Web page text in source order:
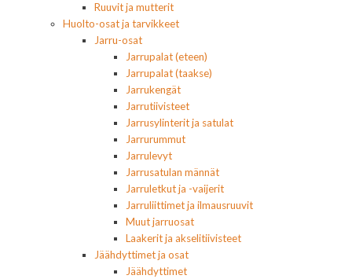
Ruuvit ja mutterit
Huolto-osat ja tarvikkeet
Jarru-osat
Jarrupalat (eteen)
Jarrupalat (taakse)
Jarrukengät
Jarrutiivisteet
Jarrusylinterit ja satulat
Jarrurummut
Jarrulevyt
Jarrusatulan männät
Jarruletkut ja -vaijerit
Jarruliittimet ja ilmausruuvit
Muut jarruosat
Laakerit ja akselitiivisteet
Jäähdyttimet ja osat
Jäähdyttimet